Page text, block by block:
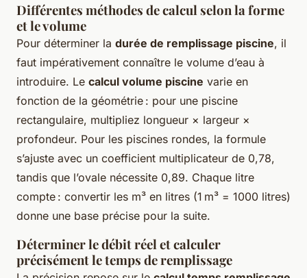
Différentes méthodes de calcul selon la forme
et le volume
Pour déterminer la durée de remplissage piscine, il
faut impérativement connaître le volume d’eau à
introduire. Le calcul volume piscine varie en
fonction de la géométrie : pour une piscine
rectangulaire, multipliez longueur × largeur ×
profondeur. Pour les piscines rondes, la formule
s’ajuste avec un coefficient multiplicateur de 0,78,
tandis que l’ovale nécessite 0,89. Chaque litre
compte : convertir les m³ en litres (1 m³ = 1000 litres)
donne une base précise pour la suite.
Déterminer le débit réel et calculer
précisément le temps de remplissage